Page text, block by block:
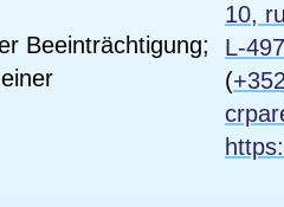
Beeinträchtigung;
10,
L-
(